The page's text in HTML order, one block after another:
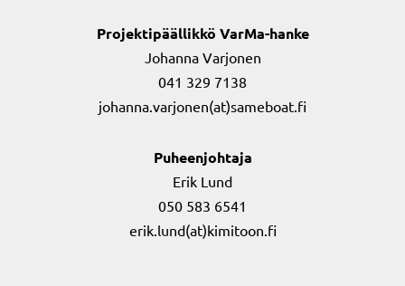
Projektipäällikkö VarMa-hanke
Johanna Varjonen
041 329 7138
johanna.varjonen(at)sameboat.fi
Puheenjohtaja
Erik Lund
050 583 6541
erik.lund(at)kimitoon.fi